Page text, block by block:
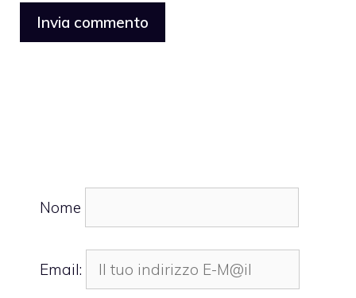
Nome
Email: